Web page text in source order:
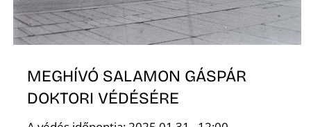
MEGHÍVÓ SALAMON GÁSPÁR
DOKTORI VÉDÉSÉRE